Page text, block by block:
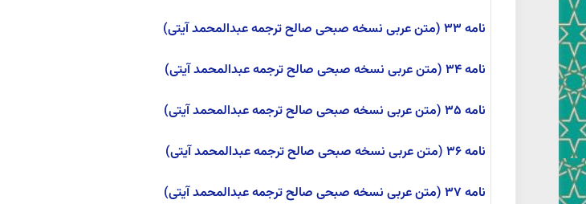
نامه ۳۳ (متن عربی نسخه صبحی صالح ترجمه عبدالمحمد آیتی)
نامه ۳۴ (متن عربی نسخه صبحی صالح ترجمه عبدالمحمد آیتی)
نامه ۳۵ (متن عربی نسخه صبحی صالح ترجمه عبدالمحمد آیتی)
نامه ۳۶ (متن عربی نسخه صبحی صالح ترجمه عبدالمحمد آیتی)
نامه ۳۷ (متن عربی نسخه صبحی صالح ترجمه عبدالمحمد آیتی)